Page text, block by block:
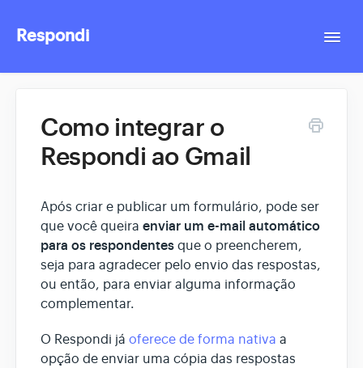
Respondi
Como integrar o
Respondi ao Gmail
Após criar e publicar um formulário, pode ser
que você queira enviar um e-mail automático
para os respondentes que o preencherem,
seja para agradecer pelo envio das respostas,
ou então, para enviar alguma informação
complementar.
O Respondi já oferece de forma nativa a
opção de enviar uma cópia das respostas